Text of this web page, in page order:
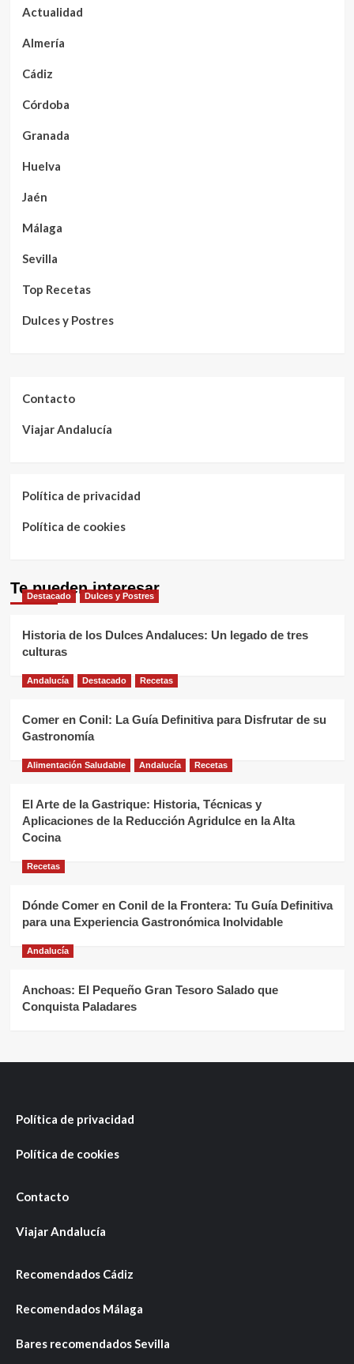
Actualidad
Almería
Cádiz
Córdoba
Granada
Huelva
Jaén
Málaga
Sevilla
Top Recetas
Dulces y Postres
Contacto
Viajar Andalucía
Política de privacidad
Política de cookies
Te pueden interesar
Destacado Dulces y Postres
Historia de los Dulces Andaluces: Un legado de tres
culturas
Andalucía Destacado Recetas
Comer en Conil: La Guía Definitiva para Disfrutar de su
Gastronomía
Alimentación Saludable Andalucía Recetas
El Arte de la Gastrique: Historia, Técnicas y
Aplicaciones de la Reducción Agridulce en la Alta
Cocina
Recetas
Dónde Comer en Conil de la Frontera: Tu Guía Definitiva
para una Experiencia Gastronómica Inolvidable
Andalucía
Anchoas: El Pequeño Gran Tesoro Salado que
Conquista Paladares
Política de privacidad
Política de cookies
Contacto
Viajar Andalucía
Recomendados Cádiz
Recomendados Málaga
Bares recomendados Sevilla